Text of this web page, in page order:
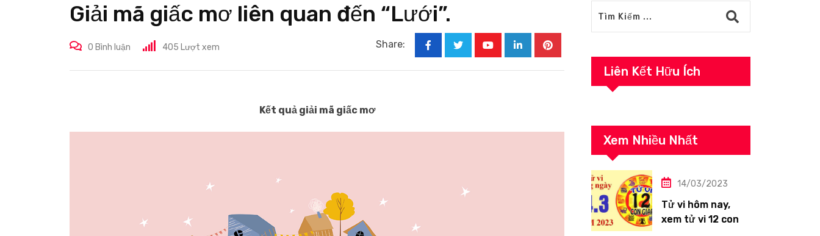
Giải mã giấc mơ liên quan đến “Lưới”.
0 Bình luận 405 Lượt xem Share:
LinkedInPinterest
Kết quả giải mã giấc mơ
Liên Kết Hữu Ích
Xem Nhiều Nhất
14/03/2023
Tử vi hôm nay,
xem tử vi 12 con